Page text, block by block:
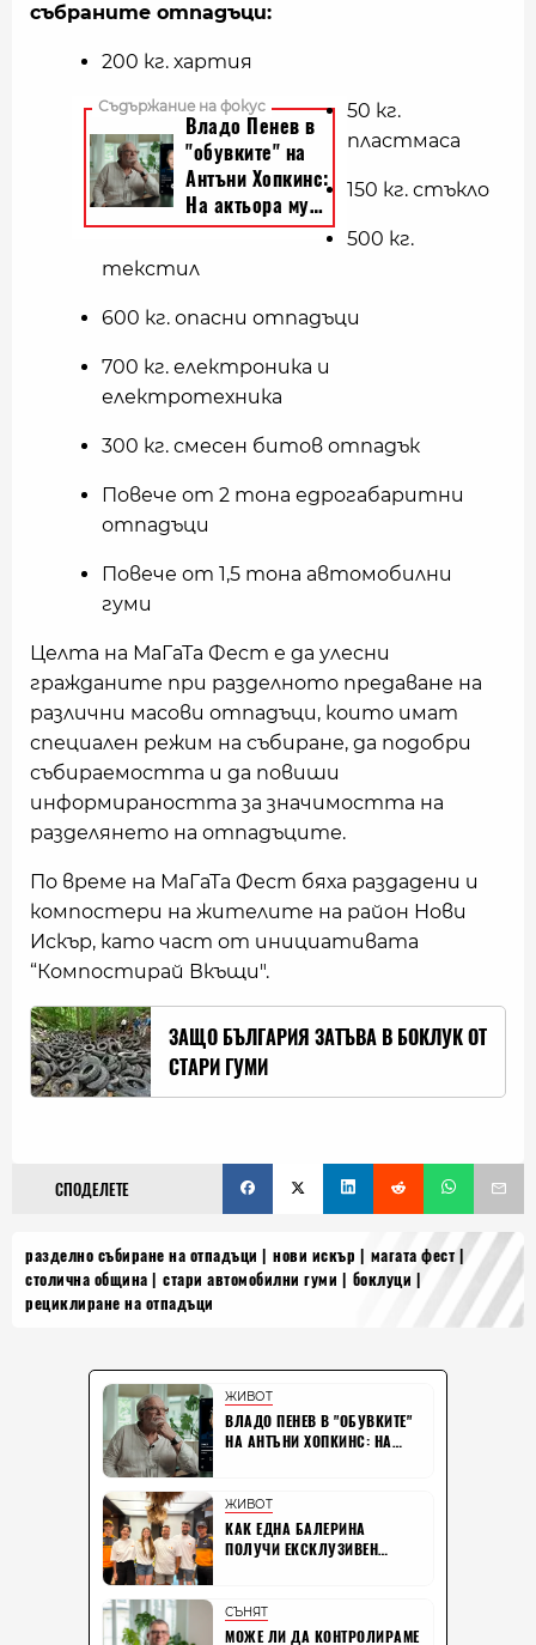
събраните отпадъци:
200 кг. хартия
50 кг.
пластмаса
150 кг. стъкло
500 кг.
текстил
600 кг. опасни отпадъци
700 кг. електроника и
електротехника
300 кг. смесен битов отпадък
Повече от 2 тона едрогабаритни
отпадъци
Повече от 1,5 тона автомобилни
гуми
Целта на МаГаТа Фест е да улесни
гражданите при разделното предаване на
различни масови отпадъци, които имат
специален режим на събиране, да подобри
събираемостта и да повиши
информираността за значимостта на
разделянето на отпадъците.
По време на МаГаТа Фест бяха раздадени и
компостери на жителите на район Нови
Искър, като част от инициативата
“Компостирай Вкъщи".
ЗАЩО БЪЛГАРИЯ ЗАТЪВА В БОКЛУК ОТ
СТАРИ ГУМИ
СПОДЕЛЕТЕ
разделно събиране на отпадъци нови искър
магата фест
столична община
стари автомобилни гуми
боклуци
рециклиране на отпадъци